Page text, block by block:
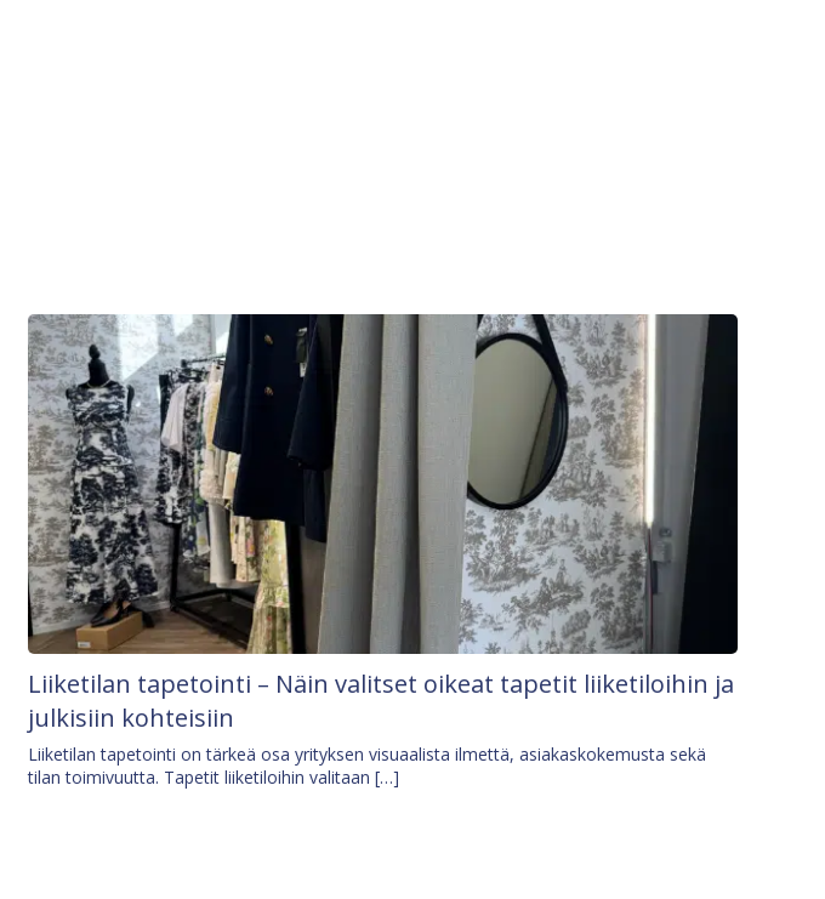
Liiketilan tapetointi – Näin valitset oikeat tapetit liiketiloihin ja
julkisiin kohteisiin
Liiketilan tapetointi on tärkeä osa yrityksen visuaalista ilmettä, asiakaskokemusta sekä
tilan toimivuutta. Tapetit liiketiloihin valitaan […]